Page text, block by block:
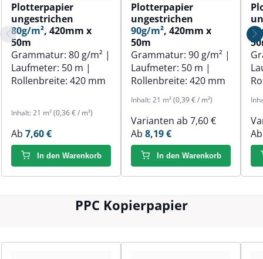
Plotterpapier
ungestrichen
80g/m², 420mm x
50m
Grammatur: 80 g/m² |
Laufmeter: 50 m |
Rollenbreite: 420 mm
Inhalt: 21 m²(0,36 € / m²)
Ab 7,60 €
In den Warenkorb
Plotterpapier
ungestrichen
90g/m², 420mm x
50m
Grammatur: 90 g/m² |
Laufmeter: 50 m |
Rollenbreite: 420 mm
Inhalt: 21 m²(0,39 € / m²)
Varianten ab 7,60 €
Ab 8,19 €
In den Warenkorb
PPC Kopierpapier